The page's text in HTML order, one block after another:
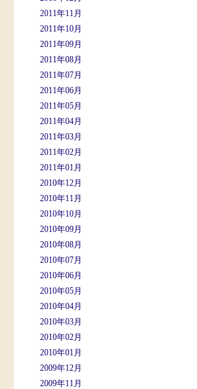
2011年11月
2011年10月
2011年09月
2011年08月
2011年07月
2011年06月
2011年05月
2011年04月
2011年03月
2011年02月
2011年01月
2010年12月
2010年11月
2010年10月
2010年09月
2010年08月
2010年07月
2010年06月
2010年05月
2010年04月
2010年03月
2010年02月
2010年01月
2009年12月
2009年11月